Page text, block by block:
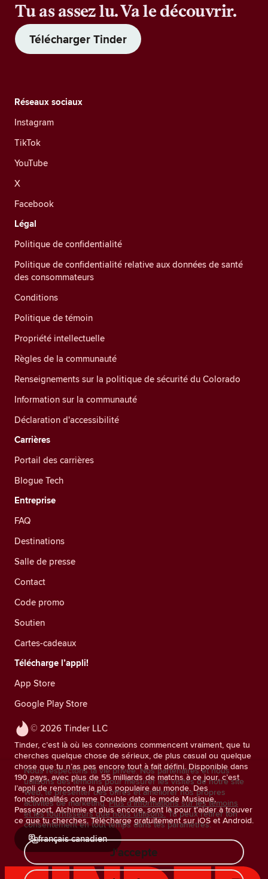
Tu as assez lu. Va le découvrir.
Télécharger Tinder
© 2026 Tinder LLC
Tinder, c’est là où les connexions commencent vraiment, que tu
cherches quelque chose de sérieux, de plus casual ou quelque
chose que tu n’as pas encore tout à fait défini. Disponible dans
190 pays, avec plus de 55 milliards de matchs à ce jour, c’est
l’appli de rencontre la plus populaire au monde. Des
fonctionnalités comme Double date, le mode Musique,
Passeport, Alchimie et plus encore, sont là pour t'aider à trouver
ce que tu cherches. Télécharge gratuitement sur iOS et Android.
français canadien
Réseaux sociaux
Instagram
TikTok
YouTube
X
Facebook
Légal
Politique de confidentialité
Politique de confidentialité relative aux données de santé
des consommateurs
Conditions
Politique de témoin
Propriété intellectuelle
Règles de la communauté
Renseignements sur la politique de sécurité du Colorado
Information sur la communauté
Déclaration d'accessibilité
Carrières
Portail des carrières
Blogue Tech
Entreprise
FAQ
Destinations
Salle de presse
Contact
Code promo
Soutien
Cartes-cadeaux
Télécharge l’appli!
App Store
Google Play Store
Nous respectons ta vie privée. Nos partenaires et nous
utilisons des témoins pour mesurer les visites de notre site
Web, te présenter des offres et améliorer nos propres
activités de marketing. Plus d'informations sur les témoins
et les fournisseurs que nous utilisons. Tu peux retirer ton
consentement en tout temps dans tes paramètres.
J'accepte